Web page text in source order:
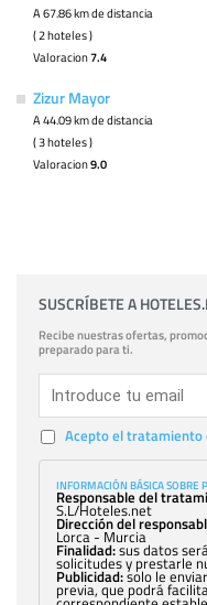
A 67.86 km de distancia
( 2 hoteles )
Valoracion7.4
Zizur Mayor
A 44.09 km de distancia
( 3 hoteles )
Valoracion9.0
SUSCRÍBETE A
Recibe nuestras ofertas,
preparado para ti.
Acepto el tratamiento
INFORMACIÓN BÁSICA SOBRE
Responsable del
S.L/Hoteles.net
Dirección del
Lorca - Murcia
Finalidad:sus datos
solicitudes y prestarle
Publicidad:solo le
previa, que podrá